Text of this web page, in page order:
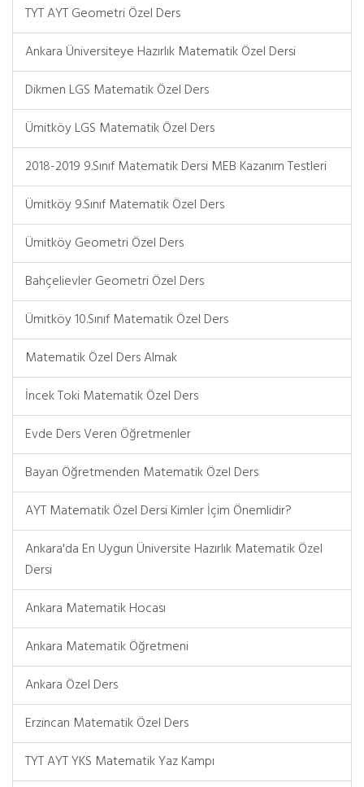
TYT AYT Geometri Özel Ders
Ankara Üniversiteye Hazırlık Matematik Özel Dersi
Dikmen LGS Matematik Özel Ders
Ümitköy LGS Matematik Özel Ders
2018-2019 9.Sınıf Matematik Dersi MEB Kazanım Testleri
Ümitköy 9.Sınıf Matematik Özel Ders
Ümitköy Geometri Özel Ders
Bahçelievler Geometri Özel Ders
Ümitköy 10.Sınıf Matematik Özel Ders
Matematik Özel Ders Almak
İncek Toki Matematik Özel Ders
Evde Ders Veren Öğretmenler
Bayan Öğretmenden Matematik Özel Ders
AYT Matematik Özel Dersi Kimler İçim Önemlidir?
Ankara'da En Uygun Üniversite Hazırlık Matematik Özel
Dersi
Ankara Matematik Hocası
Ankara Matematik Öğretmeni
Ankara Özel Ders
Erzincan Matematik Özel Ders
TYT AYT YKS Matematik Yaz Kampı